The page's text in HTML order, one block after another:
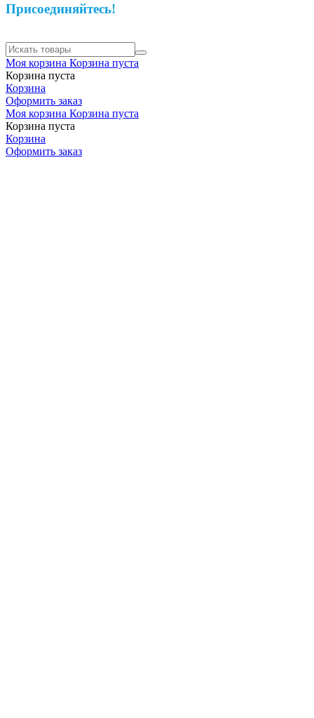
Присоединяйтесь!
Моя корзина Корзина пуста
Корзина пуста
Корзина
Оформить заказ
Моя корзина Корзина пуста
Корзина пуста
Корзина
Оформить заказ